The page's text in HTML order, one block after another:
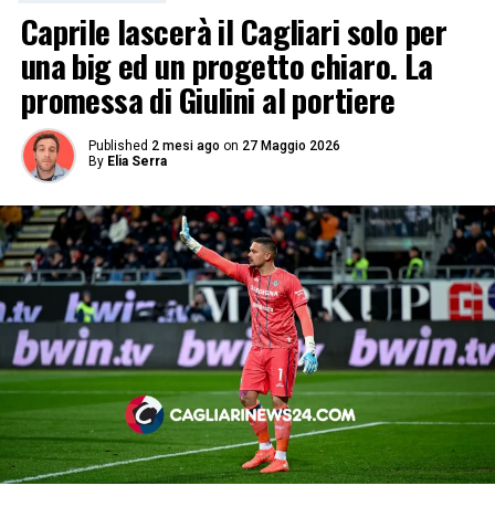
Caprile lascerà il Cagliari solo per
una big ed un progetto chiaro. La
promessa di Giulini al portiere
Published 2 mesi ago on 27 Maggio 2026
By Elia Serra